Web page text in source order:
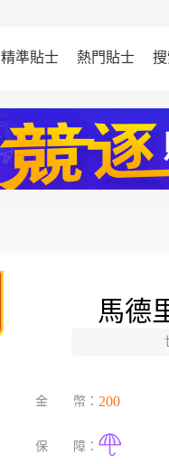
精準貼士 熱門貼士
馬德
金 幣： 200
保 障：